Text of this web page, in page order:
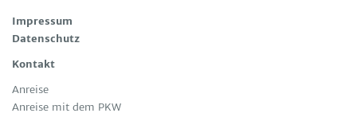
Impressum
Datenschutz
Kontakt
Anreise
Anreise mit dem PKW